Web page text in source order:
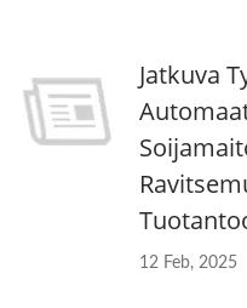
Jatkuva
12 Feb, 2025